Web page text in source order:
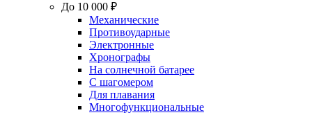
До 10 000 ₽
Механические
Противоударные
Электронные
Хронографы
На солнечной батарее
С шагомером
Для плавания
Многофункциональные